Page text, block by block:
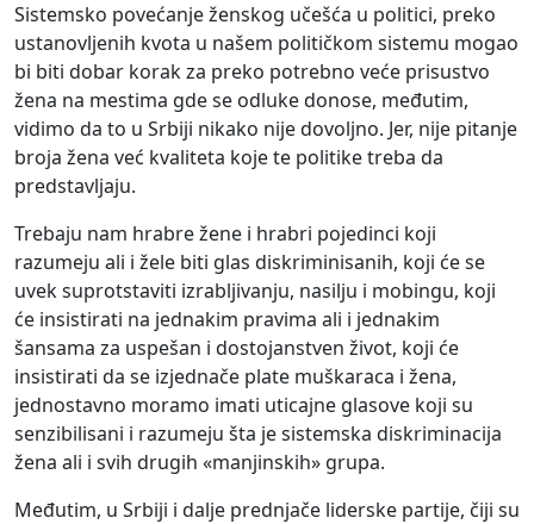
Sistemsko povećanje ženskog učešća u politici, preko
ustanovljenih kvota u našem političkom sistemu mogao
bi biti dobar korak za preko potrebno veće prisustvo
žena na mestima gde se odluke donose, međutim,
vidimo da to u Srbiji nikako nije dovoljno. Jer, nije pitanje
broja žena već kvaliteta koje te politike treba da
predstavljaju.
Trebaju nam hrabre žene i hrabri pojedinci koji
razumeju ali i žele biti glas diskriminisanih, koji će se
uvek suprotstaviti izrabljivanju, nasilju i mobingu, koji
će insistirati na jednakim pravima ali i jednakim
šansama za uspešan i dostojanstven život, koji će
insistirati da se izjednače plate muškaraca i žena,
jednostavno moramo imati uticajne glasove koji su
senzibilisani i razumeju šta je sistemska diskriminacija
žena ali i svih drugih «manjinskih» grupa.
Međutim, u Srbiji i dalje prednjače liderske partije, čiji su